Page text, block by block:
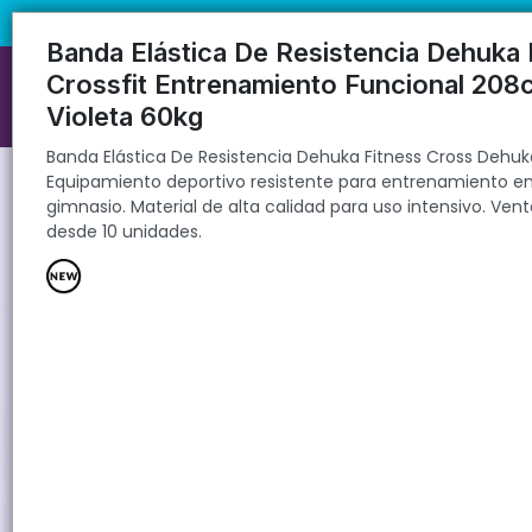
Banda Elástica De Resistencia Dehuka Fitness Cross Dehuka.
Banda Elástica De Resistencia Dehuka
Crossfit Entrenamiento Funcional
Violeta 60kg
Banda Elástica De Resistencia Dehuka Fitness Cross
Equipamiento deportivo resistente para entrenamiento
gimnasio. Material de alta calidad para uso intensivo.
desde 10 unidades.
🚚 Envíos rápidos a todo el país | 🛡️